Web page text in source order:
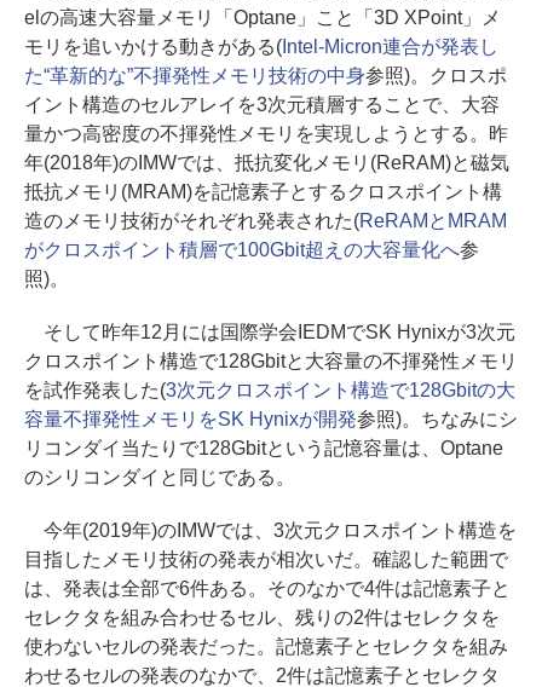
elの高速大容量メモリ「Optane」こと「3D XPoint」メ
モリを追いかける動きがある(Intel-Micron連合が発表し
た“革新的な”不揮発性メモリ技術の中身参照)。クロスポ
イント構造のセルアレイを3次元積層することで、大容
量かつ高密度の不揮発性メモリを実現しようとする。昨
年(2018年)のIMWでは、抵抗変化メモリ(ReRAM)と磁気
抵抗メモリ(MRAM)を記憶素子とするクロスポイント構
造のメモリ技術がそれぞれ発表された(ReRAMとMRAM
がクロスポイント積層で100Gbit超えの大容量化へ参
照)。
そして昨年12月には国際学会IEDMでSK Hynixが3次元
クロスポイント構造で128Gbitと大容量の不揮発性メモリ
を試作発表した(3次元クロスポイント構造で128Gbitの大
容量不揮発性メモリをSK Hynixが開発参照)。ちなみにシ
リコンダイ当たりで128Gbitという記憶容量は、Optane
のシリコンダイと同じである。
今年(2019年)のIMWでは、3次元クロスポイント構造を
目指したメモリ技術の発表が相次いだ。確認した範囲で
は、発表は全部で6件ある。そのなかで4件は記憶素子と
セレクタを組み合わせるセル、残りの2件はセレクタを
使わないセルの発表だった。記憶素子とセレクタを組み
わせるセルの発表のなかで、2件は記憶素子とセレクタ